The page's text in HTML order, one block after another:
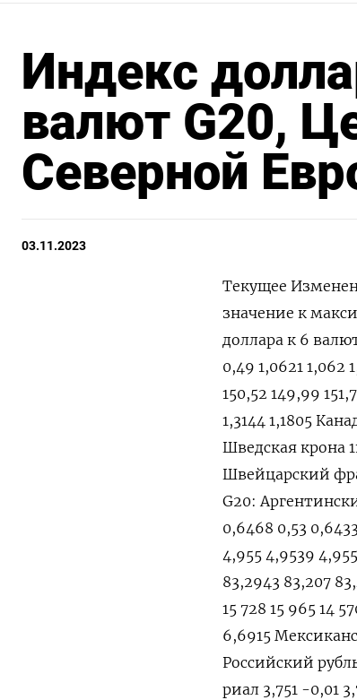
Индекс
валют G20,
Северной
03.11.2023
Текущее
значение к
доллара к 6
0,49 1,0621 1,062
150,52 149,99
1,3144 1,1805
Шведская крона
Швейцарский
G20:
0,6468 0,53
4,955 4,9539
83,2943 83,207
15 728 15 965 14
6,6915
Российский
риал 3,751 -0,01